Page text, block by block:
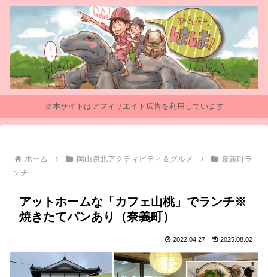
※本サイトはアフィリエイト広告を利用しています
ホーム 岡山県北アクティビティ＆グルメ
奈義町ラ
ンチ
アットホームな「カフェ山桃」でランチ※
焼きたてパンあり（奈義町）
2022.04.27 2025.08.02